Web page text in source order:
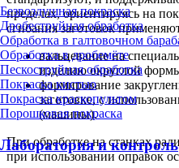
Безвоздушная покраска
Дробеструйная обработка
Обработка в галтовочном
Обработка в дробемёте
Пескоструйная обработка
Покраска кистью
Покраска краскопультом
Порошковая покраска
Лаборатория и контроль
пределах, ориентируясь на
сгибания заготовок
вальцевание на
изделию округлой
формирование
заготовке, с
(машины).
При обработке на станках
при использовании оправок